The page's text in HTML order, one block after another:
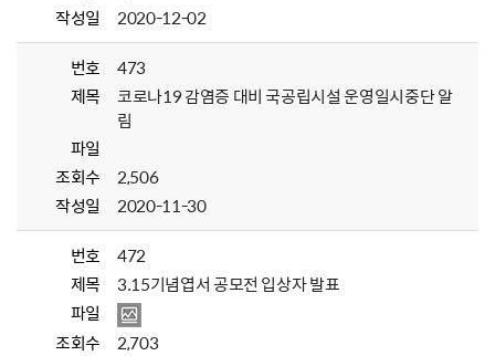
작성일
2020-12-02
번호
473
제목
코로나19 감염증 대비 국공립시설 운영일시중단 알
림
파일
조회수
2,506
작성일
2020-11-30
번호
472
제목
3.15기념엽서 공모전 입상자 발표
파일
조회수
2,703